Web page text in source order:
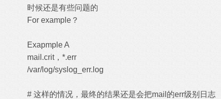
时候还是有些问题的
For example？
Exapmple A
mail.crit，*.err
/var/log/syslog_err.log
# 这样的情况，最终的结果还是会把mail的err级别日志